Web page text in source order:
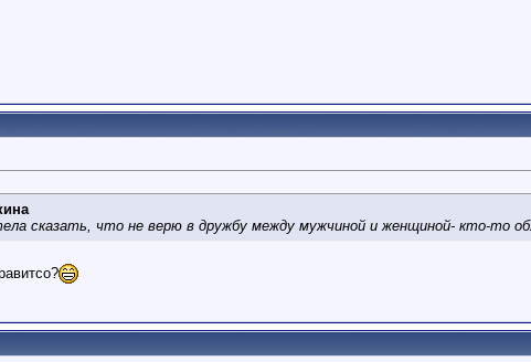
сказать, что не верю в дружбу между мужчиной и женщиной- кто-то